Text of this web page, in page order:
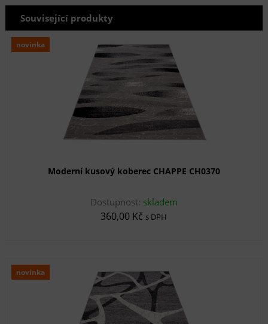
Související produkty
novinka
Moderní kusový koberec CHAPPE CH0370
Dostupnost: skladem
360,00 Kč s DPH
novinka